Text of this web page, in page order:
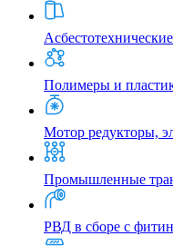
Полимеры и
Мотор редукторы,
Промышленные
РВД в сборе с